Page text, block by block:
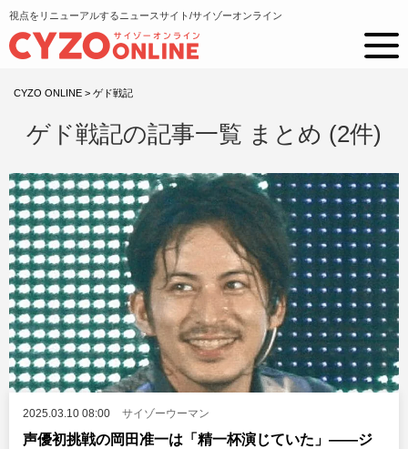
視点をリニューアルするニュースサイト/サイゾーオンライン
CYZO ONLINE > ゲド戦記
ゲド戦記の記事一覧 まとめ (2件)
2025.03.10 08:00 サイゾーウーマン
声優初挑戦の岡田准一は「精一杯演じていた」――ジ